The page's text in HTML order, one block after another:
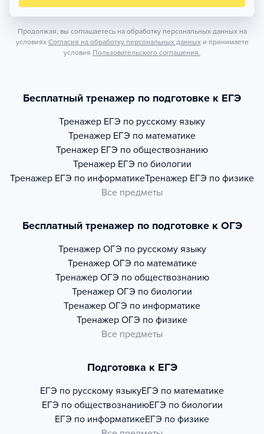
Продолжая, вы соглашаетесь на обработку персональных данных на
условиях Согласия на обработку персональных данных и принимаете
условия Пользовательского соглашения.
Бесплатный тренажер по подготовке к ЕГЭ
Тренажер ЕГЭ по русскому языку
Тренажер ЕГЭ по математике
Тренажер ЕГЭ по обществознанию
Тренажер ЕГЭ по биологии
Тренажер ЕГЭ по информатикеТренажер ЕГЭ по физике
Все предметы
Бесплатный тренажер по подготовке к ОГЭ
Тренажер ОГЭ по русскому языку
Тренажер ОГЭ по математике
Тренажер ОГЭ по обществознанию
Тренажер ОГЭ по биологии
Тренажер ОГЭ по информатике
Тренажер ОГЭ по физике
Все предметы
Подготовка к ЕГЭ
ЕГЭ по русскому языкуЕГЭ по математике
ЕГЭ по обществознаниюЕГЭ по биологии
ЕГЭ по информатикеЕГЭ по физике